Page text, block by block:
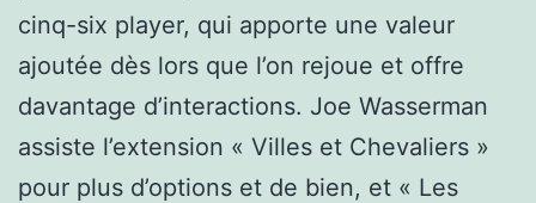
cinq-six player, qui apporte une valeur
ajoutée dès lors que l’on rejoue et offre
davantage d’interactions. Joe Wasserman
assiste l’extension « Villes et Chevaliers »
pour plus d’options et de bien, et « Les